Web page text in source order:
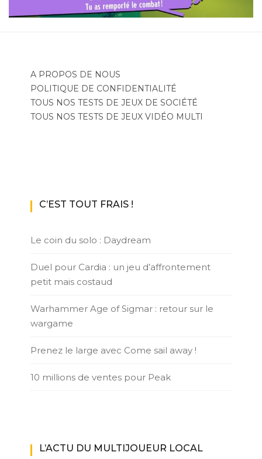
A PROPOS DE NOUS
POLITIQUE DE CONFIDENTIALITÉ
TOUS NOS TESTS DE JEUX DE SOCIÉTÉ
TOUS NOS TESTS DE JEUX VIDÉO MULTI
C’EST TOUT FRAIS !
Le coin du solo : Daydream
Duel pour Cardia : un jeu d’affrontement
petit mais costaud
Warhammer Age of Sigmar : retour sur le
wargame
Prenez le large avec Come sail away !
10 millions de ventes pour Peak
L’ACTU DU MULTIJOUEUR LOCAL